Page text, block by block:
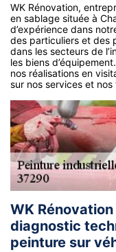
WK Rénovation,
en sablage située à
d’expérience dans
des particuliers et des
dans les secteurs de
les biens
nos réalisations en
sur nos services et nos
WK
diagnostic
peinture sur